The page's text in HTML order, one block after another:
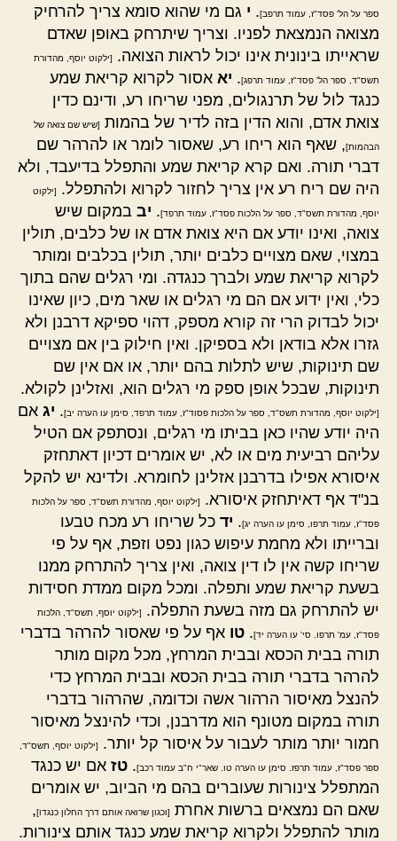
ספר על הל' פסד"ז, עמוד תרפב]. י גם מי שהוא סומא צריך להרחיק
מצואה הנמצאת לפניו. וצריך שיתרחק באופן שאדם
שראייתו בינונית אינו יכול לראות הצואה.
[ילקוט יוסף, מהדורת
תשס"ד, ספר הל' פסד"ז, עמוד תרפג]. יא אסור לקרוא קריאת שמע
כנגד לול של תרנגולים, מפני שריחו רע, ודינם כדין
צואת אדם, והוא הדין בזה לדיר של בהמות [שיש שם צואה של
הבהמות], שאף הוא ריחו רע, שאסור לומר או להרהר שם
דברי תורה. ואם קרא קריאת שמע והתפלל בדיעבד, ולא
היה שם ריח רע אין צריך לחזור לקרוא ולהתפלל.
[ילקוט
יוסף, מהדורת תשס"ד, ספר על הלכות פסד"ז, עמוד תרפד]. יב במקום שיש
צואה, ואינו יודע אם היא צואת אדם או של כלבים, תולין
במצוי, שאם מצויים כלבים יותר, תולין בכלבים ומותר
לקרוא קריאת שמע ולברך כנגדה. ומי רגלים שהם בתוך
כלי, ואין ידוע אם הם מי רגלים או שאר מים, כיון שאינו
יכול לבדוק הרי זה קורא מספק, דהוי ספיקא דרבנן ולא
גזרו אלא בודאן ולא בספיקן. ואין חילוק בין אם מצויים
שם תינוקות, שיש לתלות בהם יותר, או אם אין שם
תינוקות, שבכל אופן ספק מי רגלים הוא, ואזלינן לקולא.
[ילקוט יוסף, מהדורת תשס"ד, ספר על הלכות פסוד"ז, עמוד תרפד, סימן עו הערה יב]. יג אם
היה יודע שהיו כאן בביתו מי רגלים, ונסתפק אם הטיל
עליהם רביעית מים או לא, יש אומרים דכיון דאתחזק
איסורא אפילו בדרבנן אזלינן לחומרא. ולדינא יש להקל
בנ"ד אף דאיתחזק איסורא.
[ילקוט יוסף, מהדורת תשס"ד, ספר על הלכות
פסד"ז, עמוד תרפו, סימן עו הערה יג]. יד כל שריחו רע מכח טבעו
וברייתו ולא מחמת עיפוש כגון נפט וזפת, אף על פי
שריחו קשה אין לו דין צואה, ואין צריך להתרחק ממנו
בשעת קריאת שמע ותפלה. ומכל מקום ממדת חסידות
יש להתרחק גם מזה בשעת התפלה.
[ילקוט יוסף, תשס"ד, הלכות
פסד"ז, עמ' תרפו. סי' עו הערה יד]. טו אף על פי שאסור להרהר בדברי
תורה בבית הכסא ובבית המרחץ, מכל מקום מותר
להרהר בדברי תורה בבית הכסא ובבית המרחץ כדי
להנצל מאיסור הרהור אשה וכדומה, שהרהור בדברי
תורה במקום מטונף הוא מדרבנן, וכדי להינצל מאיסור
חמור יותר מותר לעבור על איסור קל יותר.
[ילקוט יוסף, תשס"ד,
ספר פסד"ז, עמוד תרפז. סימן עו הערה טו. שאר"י ח"ב עמוד רכב]. טז אם יש כנגד
המתפלל צינורות שעוברים בהם מי הביוב, יש אומרים
שאם הם נמצאים ברשות אחרת [וכגון שרואה אותם דרך החלון כנגדו],
מותר להתפלל ולקרוא קריאת שמע כנגד אותם צינורות.